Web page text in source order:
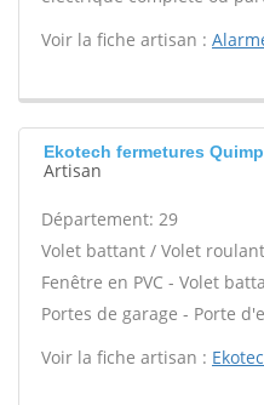
Voir la fiche artisan :
Ekotech fermetures
Artisan
Département: 29
Volet battant / Volet
Fenêtre en PVC - Volet
Portes de garage - Porte
Voir la fiche artisan :